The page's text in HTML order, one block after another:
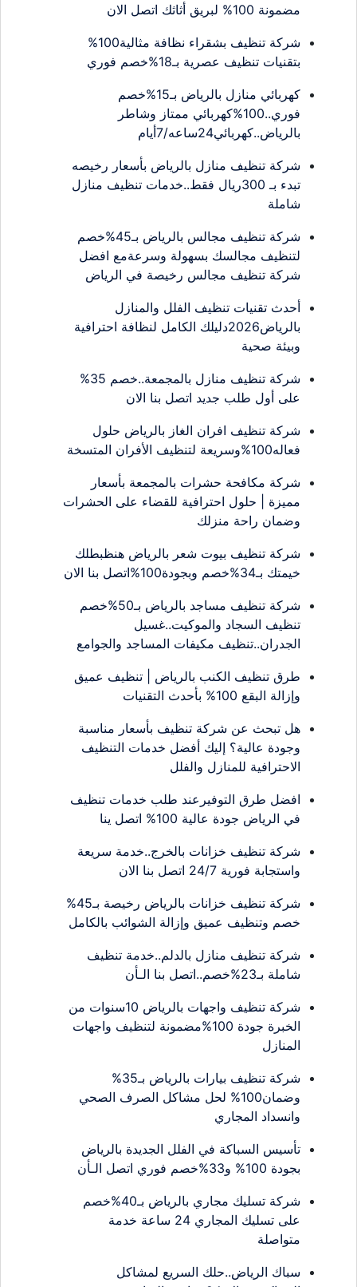
مضمونة 100% لبريق أثاثك اتصل الان
شركة تنظيف بشقراء نظافة مثالية100%
بتقنيات تنظيف عصرية بـ18%خصم فوري
كهربائي منازل بالرياض بـ15%خصم
فوري..100%كهربائي ممتاز وشاطر
بالرياض..كهربائي24ساعه/7أيام
شركة تنظيف منازل بالرياض بأسعار رخيصه
تبدء بـ 300ريال فقط..خدمات تنظيف منازل
شاملة
شركة تنظيف مجالس بالرياض بـ45%خصم
لتنظيف مجالسك بسهولة وسرعةمع افضل
شركة تنظيف مجالس رخيصة في الرياض
أحدث تقنيات تنظيف الفلل والمنازل
بالرياض2026دليلك الكامل لنظافة احترافية
وبيئة صحية
شركة تنظيف منازل بالمجمعة..خصم 35%
على أول طلب جديد اتصل بنا الان
شركة تنظيف افران الغاز بالرياض حلول
فعاله100%وسريعة لتنظيف الأفران المتسخة
شركة مكافحة حشرات بالمجمعة بأسعار
مميزة | حلول احترافية للقضاء على الحشرات
وضمان راحة منزلك
شركة تنظيف بيوت شعر بالرياض هنظبطلك
خيمتك بـ34%خصم وبجودة100%اتصل بنا الان
شركة تنظيف مساجد بالرياض بـ50%خصم
تنظيف السجاد والموكيت..غسيل
الجدران..تنظيف مكيفات المساجد والجوامع
طرق تنظيف الكنب بالرياض | تنظيف عميق
وإزالة البقع 100% بأحدث التقنيات
هل تبحث عن شركة تنظيف بأسعار مناسبة
وجودة عالية؟ إليك أفضل خدمات التنظيف
الاحترافية للمنازل والفلل
افضل طرق التوفيرعند طلب خدمات تنظيف
في الرياض جودة عالية 100% اتصل ينا
شركة تنظيف خزانات بالخرج..خدمة سريعة
واستجابة فورية 24/7 اتصل بنا الان
شركة تنظيف خزانات بالرياض رخيصة بـ45%
خصم وتنظيف عميق وإزالة الشوائب بالكامل
شركة تنظيف منازل بالدلم..خدمة تنظيف
شاملة بـ23%خصم..اتصل بنا الـأن
شركة تنظيف واجهات بالرياض 10سنوات من
الخبرة جودة 100%مضمونة لتنظيف واجهات
المنازل
شركة تنظيف بيارات بالرياض بـ35%
وضمان100% لحل مشاكل الصرف الصحي
وانسداد المجاري
تأسيس السباكة في الفلل الجديدة بالرياض
بجودة 100% و33%خصم فوري اتصل الـأن
شركة تسليك مجاري بالرياض بـ40%خصم
على تسليك المجاري 24 ساعة خدمة
متواصلة
سباك الرياض..حلك السريع لمشاكل